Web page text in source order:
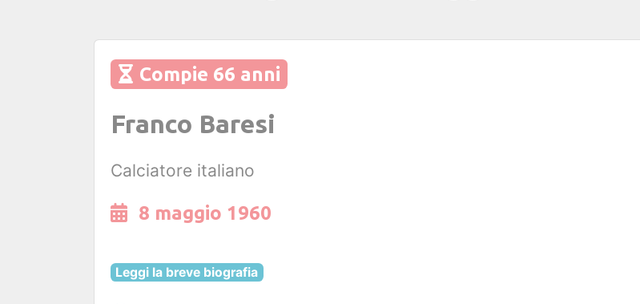
Compie 66 anni
Franco Baresi
Calciatore italiano
8 maggio 1960
Leggi la breve biografia